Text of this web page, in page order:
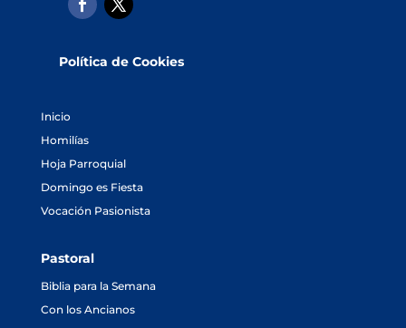
Política de Cookies
Inicio
Homilías
Hoja Parroquial
Domingo es Fiesta
Vocación Pasionista
Pastoral
Biblia para la Semana
Con los Ancianos